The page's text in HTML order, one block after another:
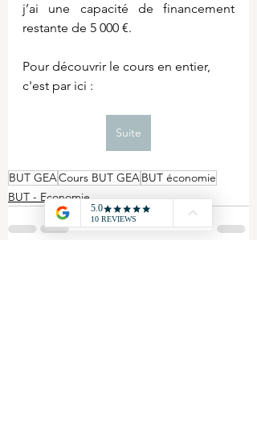
j’ai une capacité de financement
restante de 5 000 €.
Pour découvrir le cours en entier,
c'est par ici :
Suite
BUT GEACours BUT GEABUT économie
BUT - Economie